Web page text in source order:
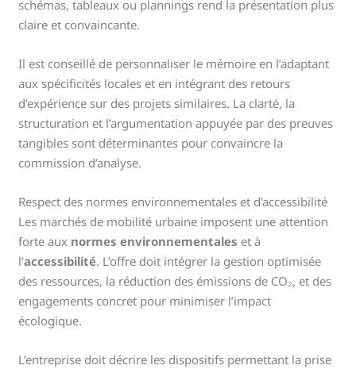
schémas, tableaux ou plannings rend la présentation plus
claire et convaincante.
Il est conseillé de personnaliser le mémoire en l’adaptant
aux spécificités locales et en intégrant des retours
d’expérience sur des projets similaires. La clarté, la
structuration et l’argumentation appuyée par des preuves
tangibles sont déterminantes pour convaincre la
commission d’analyse.
Respect des normes environnementales et d’accessibilité
Les marchés de mobilité urbaine imposent une attention
forte aux normes environnementales et à
l’accessibilité. L’offre doit intégrer la gestion optimisée
des ressources, la réduction des émissions de CO₂, et des
engagements concret pour minimiser l’impact
écologique.
L’entreprise doit décrire les dispositifs permettant la prise